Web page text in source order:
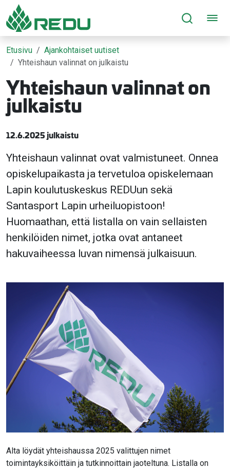
Siirry sivusisältöön
Etusivu
Ajankohtaiset uutiset
Yhteishaun valinnat on julkaistu
Yhteishaun valinnat on
julkaistu
12.6.2025 julkaistu
Yhteishaun valinnat ovat valmistuneet. Onnea
opiskelupaikasta ja tervetuloa opiskelemaan
Lapin koulutuskeskus REDUun sekä
Santasport Lapin urheiluopistoon!
Huomaathan, että listalla on vain sellaisten
henkilöiden nimet, jotka ovat antaneet
hakuvaiheessa luvan nimensä julkaisuun.
Alta löydät yhteishaussa 2025 valittujen nimet
toimintayksiköittäin ja tutkinnoittain jaoteltuna. Listalla on